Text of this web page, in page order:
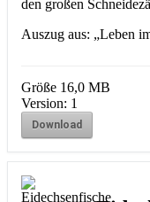
den großen
Auszug aus: „Leben
Größe 16,0 MB
Version: 1
Download